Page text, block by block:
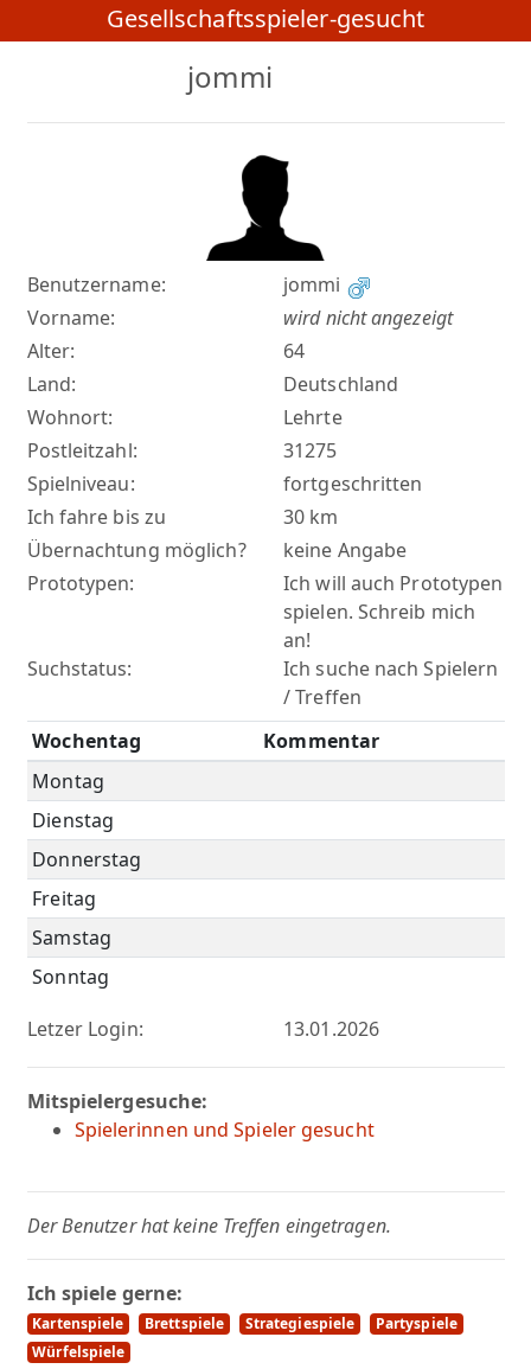
Gesellschaftsspieler-gesucht
jommi
Benutzername:
jommi
Vorname:
wird nicht angezeigt
Alter:
64
Land:
Deutschland
Wohnort:
Lehrte
Postleitzahl:
31275
Spielniveau:
fortgeschritten
Ich fahre bis zu
30 km
Übernachtung möglich?
keine Angabe
Prototypen:
Ich will auch Prototypen
spielen. Schreib mich
an!
Suchstatus:
Ich suche nach Spielern
/ Treffen
Wochentag
Kommentar
Montag
Dienstag
Donnerstag
Freitag
Samstag
Sonntag
Letzer Login:
13.01.2026
Mitspielergesuche:
Spielerinnen und Spieler gesucht
Der Benutzer hat keine Treffen eingetragen.
Ich spiele gerne:
Kartenspiele Brettspiele Strategiespiele
Partyspiele
Würfelspiele